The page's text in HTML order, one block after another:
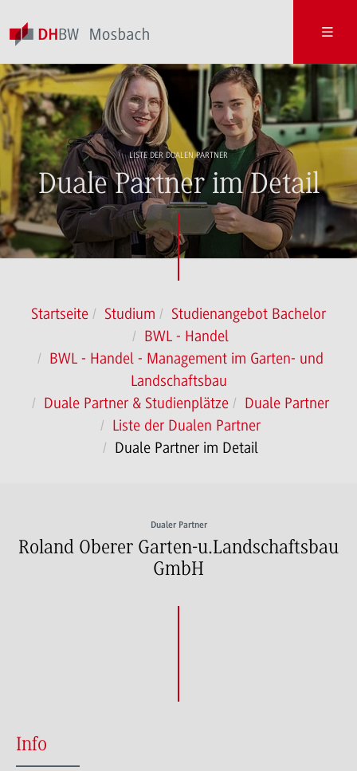
LISTE DER DUALEN PARTNER
Duale Partner im Detail
Startseite Studium
Studienangebot Bachelor
BWL - Handel
BWL - Handel - Management im Garten- und
Landschaftsbau
Duale Partner & Studienplätze
Duale Partner
Liste der Dualen Partner
Duale Partner im Detail
Dualer Partner
Roland Oberer Garten-u.Landschaftsbau
GmbH
Info